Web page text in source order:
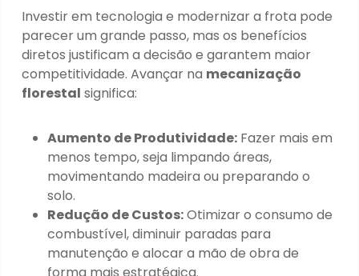
Investir em tecnologia e modernizar a frota pode
parecer um grande passo, mas os benefícios
diretos justificam a decisão e garantem maior
competitividade. Avançar na mecanização
florestal significa:
Aumento de Produtividade: Fazer mais em
menos tempo, seja limpando áreas,
movimentando madeira ou preparando o
solo.
Redução de Custos:Otimizar o consumo de
combustível, diminuir paradas para
manutenção e alocar a mão de obra de